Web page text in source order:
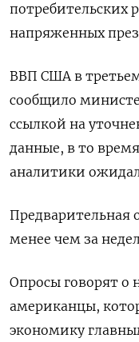
потребительских
напряженных
ВВП США в
сообщило
ссылкой на
данные, в то
аналитики
Предварительная
менее чем за
Опросы говорят о
американцы,
экономику